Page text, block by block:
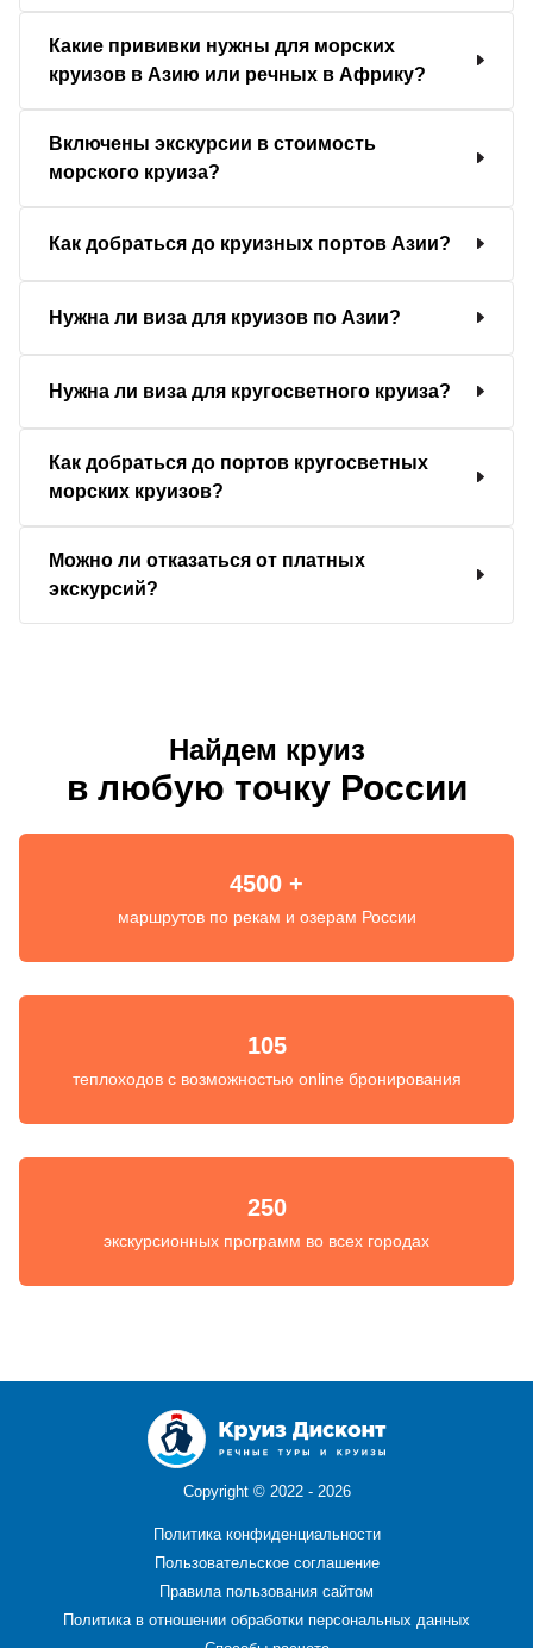
Какие прививки нужны для морских
круизов в Азию или речных в Африку?
Включены экскурсии в стоимость
морского круиза?
Как добраться до круизных портов Азии?
Нужна ли виза для круизов по Азии?
Нужна ли виза для кругосветного круиза?
Как добраться до портов кругосветных
морских круизов?
Можно ли отказаться от платных
экскурсий?
Найдем круиз
в любую точку России
4500 +
маршрутов по рекам и озерам России
105
теплоходов с возможностью online бронирования
250
экскурсионных программ во всех городах
Copyright © 2022 - 2026
Политика конфиденциальности
Пользовательское соглашение
Правила пользования сайтом
Политика в отношении обработки персональных данных